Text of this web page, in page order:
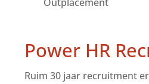
Power HR
Ruim 30 jaar recruitment